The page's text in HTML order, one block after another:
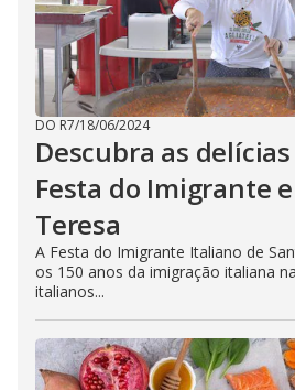
DO R7/18/06/2024
Descubra as
Festa do Imigrante
Teresa
A Festa do Imigrante Italiano de
os 150 anos da imigração italiana
italianos...